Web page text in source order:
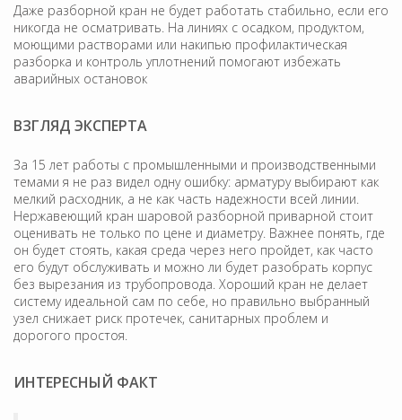
Даже разборной кран не будет работать стабильно, если его
никогда не осматривать. На линиях с осадком, продуктом,
моющими растворами или накипью профилактическая
разборка и контроль уплотнений помогают избежать
аварийных остановок
ВЗГЛЯД ЭКСПЕРТА
За 15 лет работы с промышленными и производственными
темами я не раз видел одну ошибку: арматуру выбирают как
мелкий расходник, а не как часть надежности всей линии.
Нержавеющий кран шаровой разборной приварной стоит
оценивать не только по цене и диаметру. Важнее понять, где
он будет стоять, какая среда через него пройдет, как часто
его будут обслуживать и можно ли будет разобрать корпус
без вырезания из трубопровода. Хороший кран не делает
систему идеальной сам по себе, но правильно выбранный
узел снижает риск протечек, санитарных проблем и
дорогого простоя.
ИНТЕРЕСНЫЙ ФАКТ